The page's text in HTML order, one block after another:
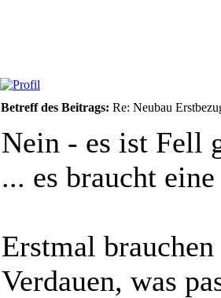
Betreff des Beitrags: Re: Neubau
Nein - es ist Fell
... es braucht
Erstmal
Verdauen, was